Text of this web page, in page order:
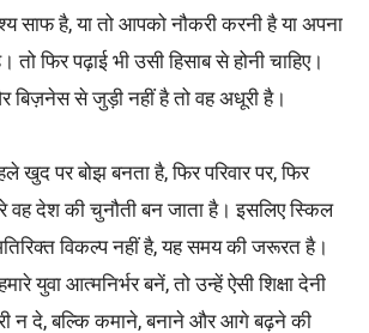
साफ है, या तो आपको नौकरी करनी है या अपना
फिर पढ़ाई भी उसी हिसाब से होनी चाहिए।
बिज़नेस से जुड़ी नहीं है तो वह अधूरी है।
खुद पर बोझ बनता है, फिर परिवार पर, फिर
वह देश की चुनौती बन जाता है। इसलिए स्किल
विकल्प नहीं है, यह समय की जरूरत है।
युवा आत्मनिर्भर बनें, तो उन्हें ऐसी शिक्षा देनी
न दे, बल्कि कमाने, बनाने और आगे बढ़ने की